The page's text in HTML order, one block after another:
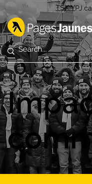
TSX:YPJ.ca